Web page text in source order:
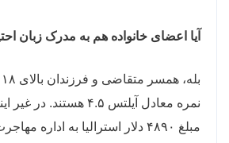
آیا اعضای خانواده هم به مدرک زبان
نمره معادل آیلتس ۴.۵
مبلغ ۴۸۹۰ دلار استرالیا به اداره